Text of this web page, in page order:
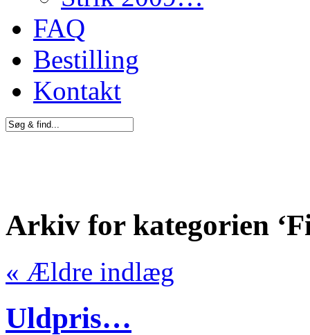
FAQ
Bestilling
Kontakt
Arkiv for kategorien
« Ældre indlæg
Uldpris…